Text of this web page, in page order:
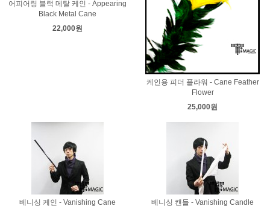
어피어링 블랙 메탈 케인 - Appearing
Black Metal Cane
22,000원
케인용 피더 플라워 - Cane Feather
Flower
25,000원
베니싱 케인 - Vanishing Cane
베니싱 캔들 - Vanishing Candle